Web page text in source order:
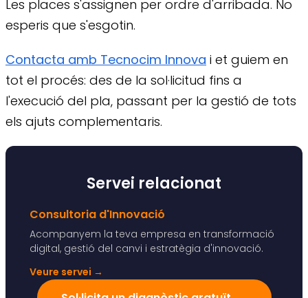
Les places s'assignen per ordre d'arribada. No
esperis que s'esgotin.
Contacta amb Tecnocim Innova i et guiem en
tot el procés: des de la sol·licitud fins a
l'execució del pla, passant per la gestió de tots
els ajuts complementaris.
Servei relacionat
Consultoria d'Innovació
Acompanyem la teva empresa en transformació
digital, gestió del canvi i estratègia d'innovació.
Veure servei →